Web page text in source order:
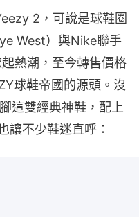
2，可說是球鞋圈
West）與Nike聯手
熱潮，至今轉售價格
球鞋帝國的源頭。沒
這雙經典神鞋，配上
讓不少鞋迷直呼：